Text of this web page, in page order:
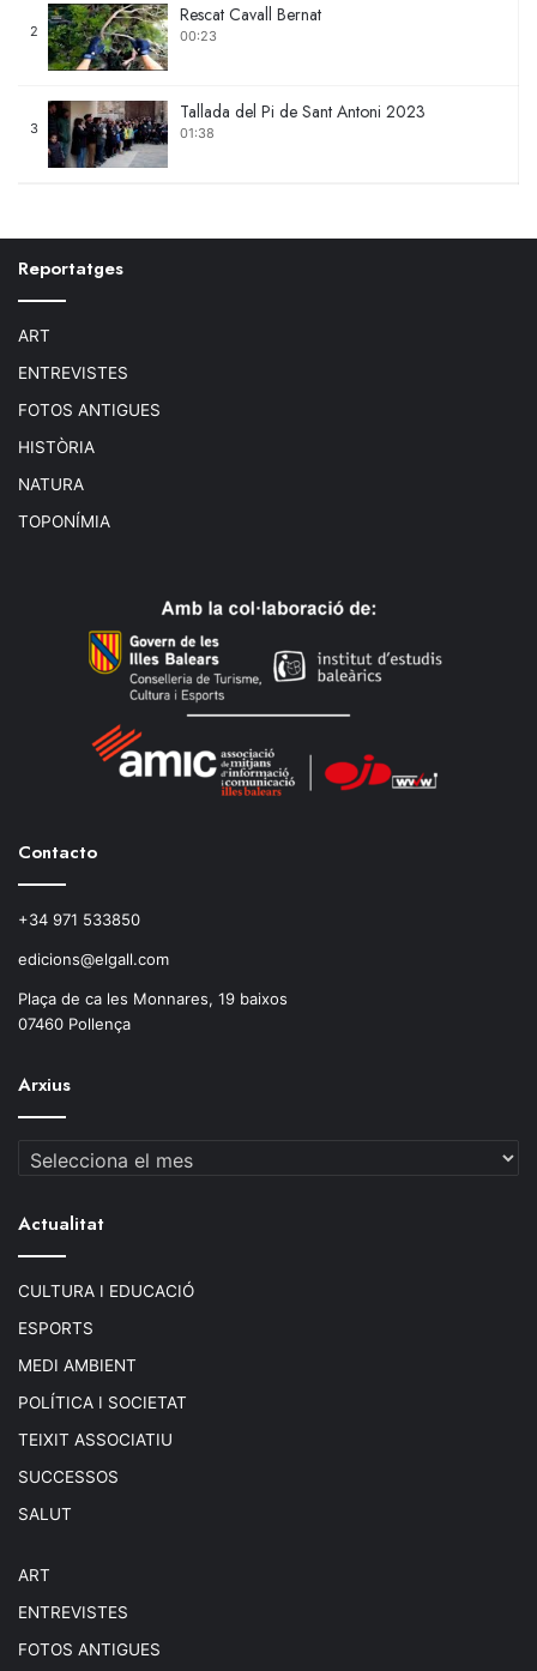
2
Rescat Cavall Bernat
00:23
3
Tallada del Pi de Sant Antoni 2023
01:38
Reportatges
ART
ENTREVISTES
FOTOS ANTIGUES
HISTÒRIA
NATURA
TOPONÍMIA
Contacto
+34 971 533850
edicions@elgall.com
Plaça de ca les Monnares, 19 baixos
07460 Pollença
Arxius
Actualitat
CULTURA I EDUCACIÓ
ESPORTS
MEDI AMBIENT
POLÍTICA I SOCIETAT
TEIXIT ASSOCIATIU
SUCCESSOS
SALUT
ART
ENTREVISTES
FOTOS ANTIGUES